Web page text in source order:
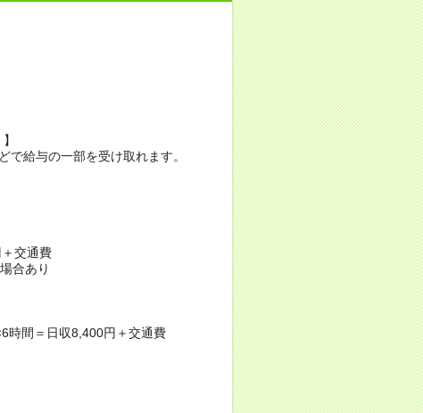
で給与の一部を受け取れます。
交通費
合あり
時間＝日収8,400円＋交通費